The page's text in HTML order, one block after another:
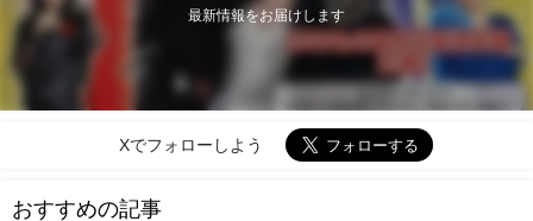
最新情報をお届けします
Xでフォローしよう
おすすめの記事